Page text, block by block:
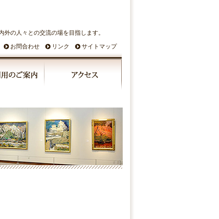
の人々との交流の場を目指します。
サイトマップ
リンク
お問合わせ